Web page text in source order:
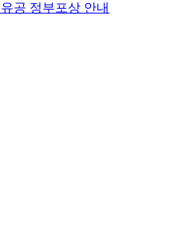
공 정부포상 안내